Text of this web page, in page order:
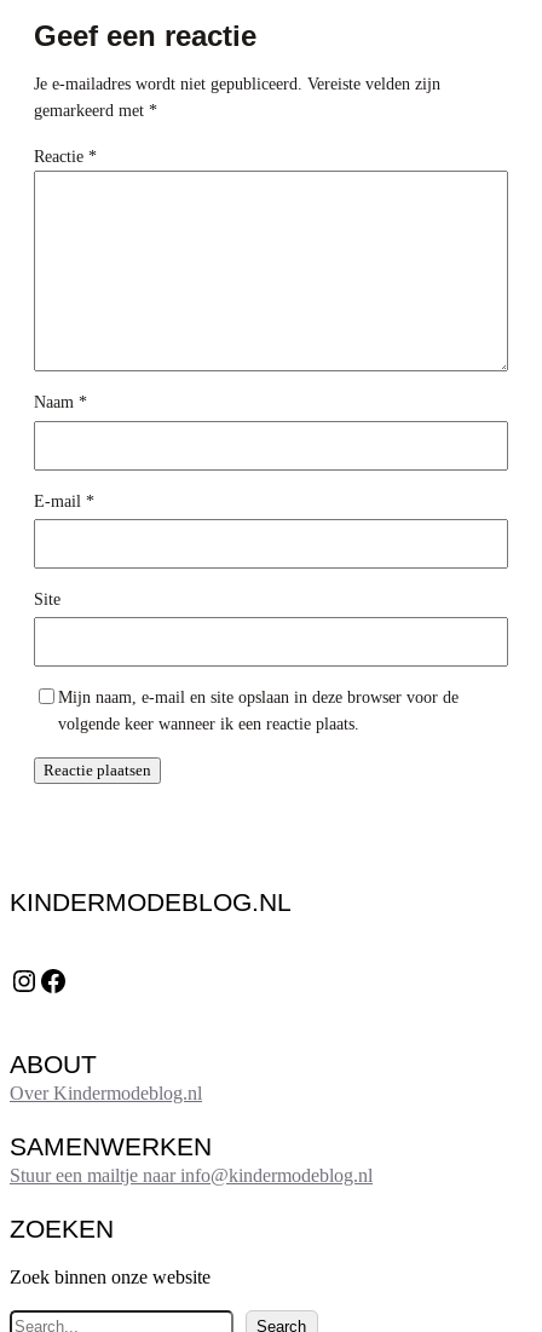
Geef een reactie
Je e-mailadres wordt niet gepubliceerd. Vereiste velden zijn
gemarkeerd met *
Reactie *
Naam *
E-mail *
Site
Mijn naam, e-mail en site opslaan in deze browser voor de
volgende keer wanneer ik een reactie plaats.
KINDERMODEBLOG.NL
Instagram Facebook
ABOUT
Over Kindermodeblog.nl
SAMENWERKEN
Stuur een mailtje naar info@kindermodeblog.nl
ZOEKEN
Zoek binnen onze website
Z
Search